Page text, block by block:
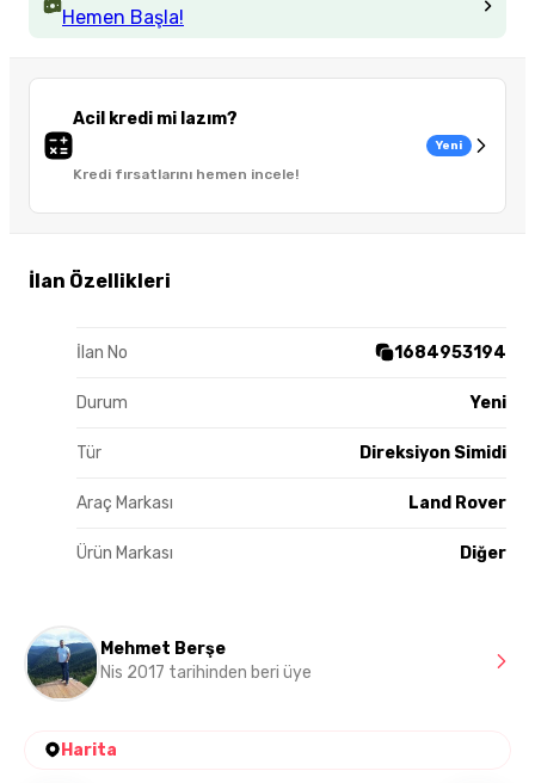
Hemen Başla!
Acil kredi mi lazım?
Kredi fırsatlarını hemen incele!
Yeni
İlan Özellikleri
İlan No 1684953194
Durum Yeni
Tür Direksiyon Simidi
Araç Markası Land Rover
Ürün Markası Diğer
Mehmet Berşe
Nis 2017 tarihinden beri üye
Harita